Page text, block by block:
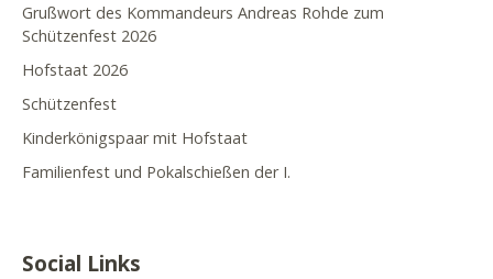
Grußwort des Kommandeurs Andreas Rohde zum
Schützenfest 2026
Hofstaat 2026
Schützenfest
Kinderkönigspaar mit Hofstaat
Familienfest und Pokalschießen der I.
Social Links